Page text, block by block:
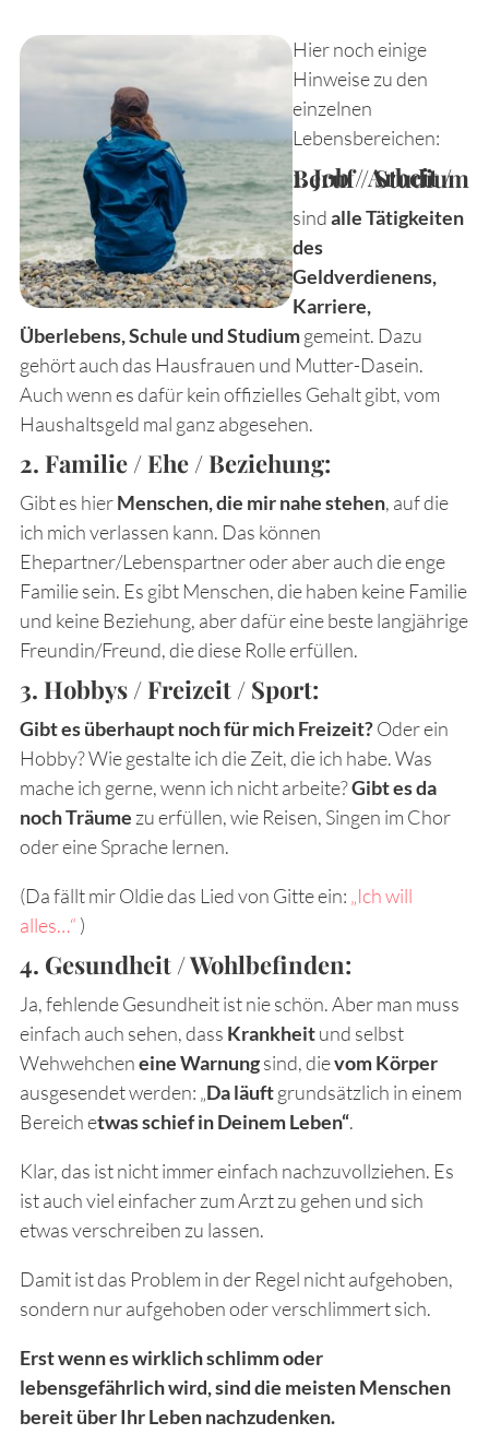
Hier noch einige
Hinweise zu den
einzelnen
Lebensbereichen:
1. Job / Arbeit / Beruf / Studium
sindalle Tätigkeiten
des
Geldverdienens,
Karriere,
Überlebens, Schule und Studiumgemeint. Dazu
gehört auch das Hausfrauen und Mutter-Dasein.
Auch wenn es dafür kein offizielles Gehalt gibt, vom
Haushaltsgeld mal ganz abgesehen.
2. Familie / Ehe / Beziehung:
Gibt es hierMenschen, die mir nahe stehen, auf die
ich mich verlassen kann. Das können
Ehepartner/Lebenspartner oder aber auch die enge
Familie sein. Es gibt Menschen, die haben keine Familie
und keine Beziehung, aber dafür eine beste langjährige
Freundin/Freund, die diese Rolle erfüllen.
3. Hobbys / Freizeit / Sport:
Gibt es überhaupt noch für mich Freizeit?Oder ein
Hobby? Wie gestalte ich die Zeit, die ich habe. Was
mache ich gerne, wenn ich nicht arbeite?Gibt es da
noch Träume zu erfüllen, wie Reisen, Singen im Chor
oder eine Sprache lernen.
(Da fällt mir Oldie das Lied von Gitte ein: „Ich will
alles…“ )
4. Gesundheit / Wohlbefinden:
Ja, fehlende Gesundheit ist nie schön. Aber man muss
einfach auch sehen, dass Krankheitund selbst
Wehwehcheneine Warnungsind, dievom Körper
ausgesendet werden: „Da läuftgrundsätzlich in einem
Bereich etwas schief in Deinem Leben“.
Klar, das ist nicht immer einfach nachzuvollziehen. Es
ist auch viel einfacher zum Arzt zu gehen und sich
etwas verschreiben zu lassen.
Damit ist das Problem in der Regel nicht aufgehoben,
sondern nur aufgehoben oder verschlimmert sich.
Erst wenn es wirklich schlimm oder
lebensgefährlich wird, sind die meisten Menschen
bereit über Ihr Leben nachzudenken.